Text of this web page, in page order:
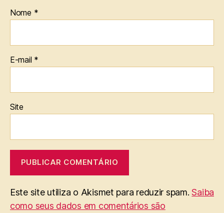
Nome *
E-mail *
Site
Este site utiliza o Akismet para reduzir spam.Saiba
como seus dados em comentários são